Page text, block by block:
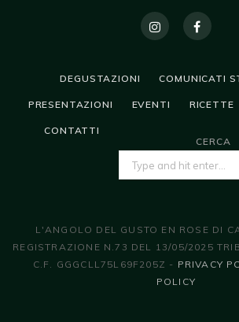
DEGUSTAZIONI COMUNICATI
PRESENTAZIONI EVENTI RICETTE
CONTATTI
CERCA
FOR:
L'ANGOLO DEL GUSTO EN ROSE DI
REGISTRAZIONE N.73 DEL 13/05/2025
C.F. GGGCLL75L69F205Z - PRIVACY
POLICY